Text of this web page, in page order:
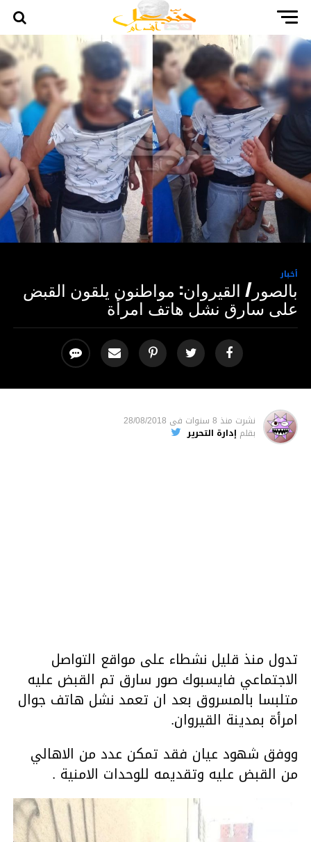
أخبار
بالصور/ القيروان: مواطنون يلقون القبض
على سارق نشل هاتف امرأة
نشرت منذ 8 سنوات فى 28/08/2018
بقلم إدارة التحرير
تدول منذ قليل نشطاء على مواقع التواصل
الاجتماعي فايسبوك صور سارق تم القبض عليه
متلبسا بالمسروق بعد ان تعمد نشل هاتف جوال
امرأة بمدينة القيروان.
ووفق شهود عيان فقد تمكن عدد من الاهالي
من القبض عليه وتقديمه للوحدات الامنية .